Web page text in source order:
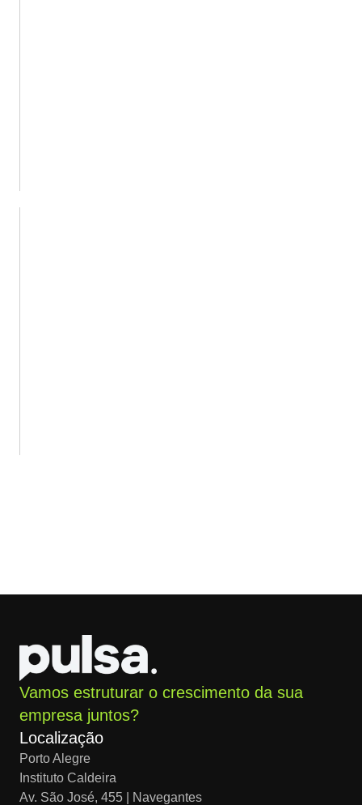
Vamos estruturar o crescimento da sua
empresa juntos?
Localização
Porto Alegre
Instituto Caldeira
Av. São José, 455 | Navegantes